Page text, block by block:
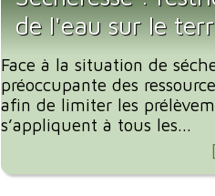
de l'eau sur le
Face à la situation de
préoccupante des
afin de limiter les
s’appliquent à tous les...